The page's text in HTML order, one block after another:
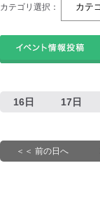
カテゴリ選択：
16日 17日
＜＜ 前の日へ